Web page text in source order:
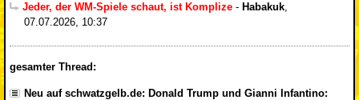
Jeder, der WM-Spiele schaut, ist Komplize - Habakuk,
07.07.2026, 10:37
gesamter Thread:
Neu auf schwatzgelb.de: Donald Trump und Gianni Infantino: